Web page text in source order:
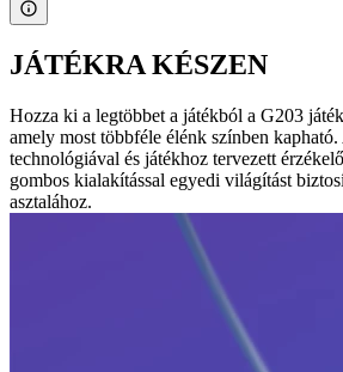
JÁTÉKRA KÉSZEN
Hozza ki a legtöbbet a játékból a G203
amely most többféle élénk színben
technológiával és játékhoz tervezett
gombos kialakítással egyedi világítást
asztalához.